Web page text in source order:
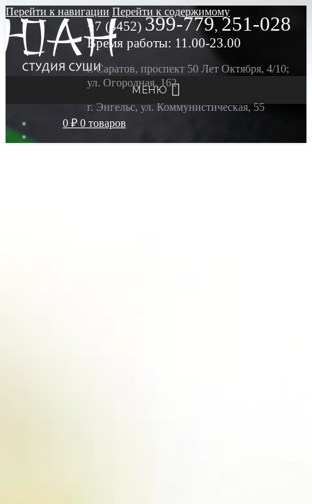
Перейти к навигации Перейти к содержимому
МЕНЮ
0 ₽ 0 товаров
+7 (8452) 399-779, 251-028
Время работы: 11.00-23.00
г. Саратов, проспект 50 Лет Октября, 4/10;
ул. Огородная, 162
г. Энгельс, ул. Коммунистическая, 55